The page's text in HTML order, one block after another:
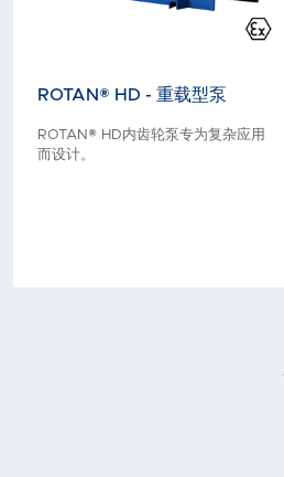
ROTAN® HD - 重载型泵
ROTAN® HD内齿轮泵专为复杂应用
而设计。